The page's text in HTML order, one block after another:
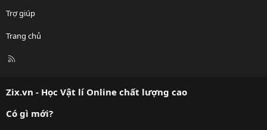
Trợ giúp
Trang chủ
R
Zix.vn - Học Vật lí Online chất lượng cao
Có gì mới?